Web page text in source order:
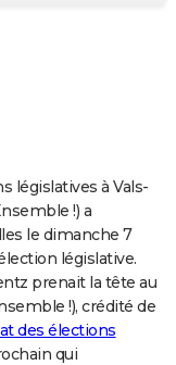
législatives à Vals-
!) a
le dimanche 7
législative.
prenait la tête au
!), crédité de
des élections
qui